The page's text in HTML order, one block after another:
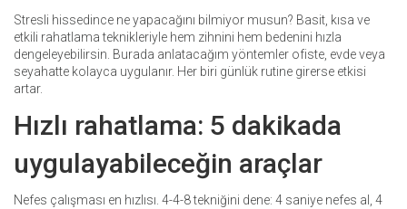
Stresli hissedince ne yapacağını bilmiyor musun? Basit, kısa ve
etkili rahatlama teknikleriyle hem zihnini hem bedenini hızla
dengeleyebilirsin. Burada anlatacağım yöntemler ofiste, evde veya
seyahatte kolayca uygulanır. Her biri günlük rutine girerse etkisi
artar.
Hızlı rahatlama: 5 dakikada
uygulayabileceğin araçlar
Nefes çalışması en hızlısı. 4-4-8 tekniğini dene: 4 saniye nefes al, 4